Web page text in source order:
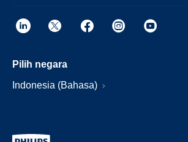
Pilih negara
Indonesia (Bahasa)